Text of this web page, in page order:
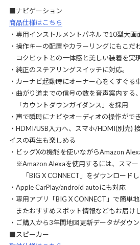
■ナビゲーション
商品仕様はこちら
・専用インストルメントパネルで10型大画
・操作キーの配置やカラーリングにもこだわ
コクピットとの一体感と美しい装着を実現
・純正のステアリングスイッチに対応。
・カーナビ起動時にオーナー心をくすぐる
・曲がり道までの信号の数を音声案内する、
「カウントダウンガイダンス」を採用
・声で瞬時にナビやオーディオの操作がで
・HDMI/USB入力へ、スマホ/HDMI(別売)
イスの再生も楽しめる
・ビッグXの機能を使いながらAmazon
※Amazon Alexaを使用するには、スマー
「BIG X CONNECT」をダウンロードし
・Apple CarPlay/android autoにも対応
・専用アプリ「BIG X CONNECT」で簡単地
またおすすめスポット情報などもお届け
・ご購入から3年間地図更新データがダウ
■スピーカー